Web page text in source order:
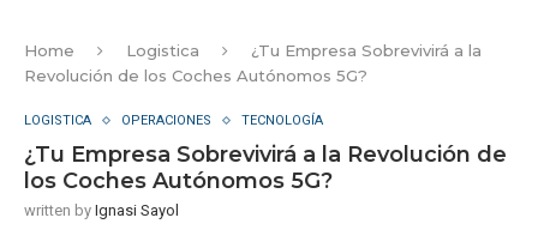
Home Logistica
¿Tu Empresa Sobrevivirá a la
Revolución de los Coches Autónomos 5G?
LOGISTICA OPERACIONES TECNOLOGÍA
¿Tu Empresa Sobrevivirá a la Revolución de
los Coches Autónomos 5G?
written by Ignasi Sayol